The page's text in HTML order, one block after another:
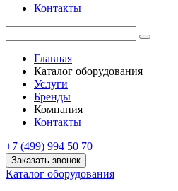
Контакты
Главная
Каталог оборудования
Услуги
Бренды
Компания
Контакты
+7 (499) 994 50 70
Заказать звонок
Каталог оборудования